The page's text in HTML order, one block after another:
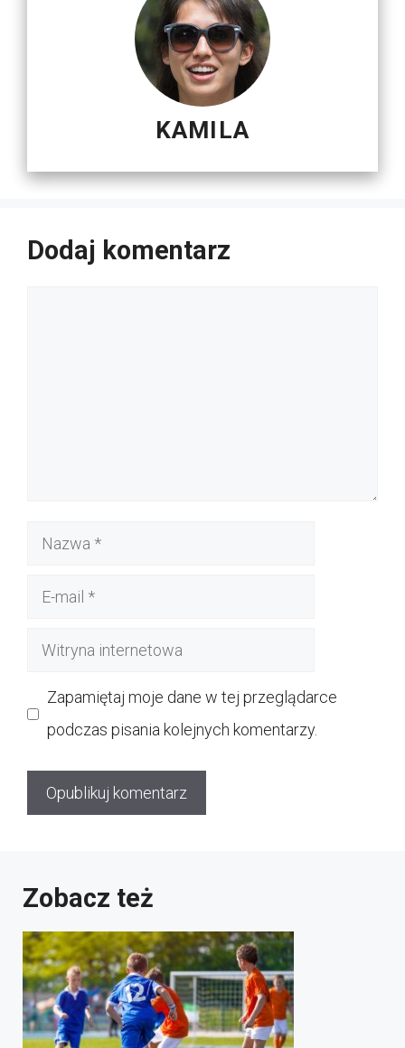
KAMILA
Dodaj komentarz
Nazwa
Witryna
Zapamiętaj moje dane w tej przeglądarce
podczas pisania kolejnych komentarzy.
Zobacz też